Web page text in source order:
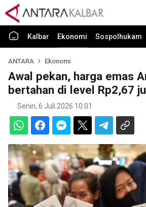
Kalbar Ekonomi Sospolhukam
ANTARA Ekonomi
Awal pekan, harga emas
bertahan di level Rp2,67
Senin, 6 Juli 2026 10:01